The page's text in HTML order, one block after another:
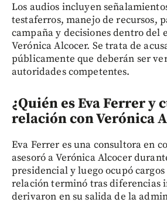
Los audios incluyen
testaferros, manejo de recursos,
campaña y decisiones dentro del
Verónica Alcocer. Se trata de
públicamente que deberán ser
autoridades competentes.
¿Quién es Eva Ferrer y
relación con Verónica
Eva Ferrer es una consultora en
asesoró a Verónica Alcocer
presidencial y luego ocupó
relación terminó tras diferencias
derivaron en su salida de la